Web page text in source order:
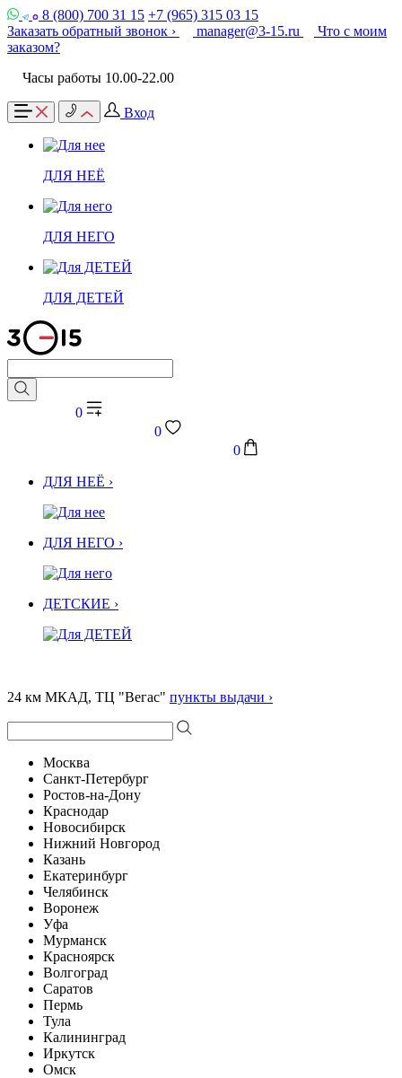
8 (800) 700 31 15 +7 (965) 315 03 15
Заказать обратный звонок ›
manager@3-15.ru
Что с моим
заказом?
Часы работы 10.00-22.00
Вход
ДЛЯ НЕЁ
ДЛЯ НЕГО
ДЛЯ ДЕТЕЙ
0
0
0
ДЛЯ НЕЁ ›
ДЛЯ НЕГО ›
ДЕТСКИЕ ›
24 км МКАД, ТЦ "Вегас" пункты выдачи ›
Москва
Санкт-Петербург
Ростов-на-Дону
Краснодар
Новосибирск
Нижний Новгород
Казань
Екатеринбург
Челябинск
Воронеж
Уфа
Мурманск
Красноярск
Волгоград
Саратов
Пермь
Тула
Калининград
Иркутск
Омск